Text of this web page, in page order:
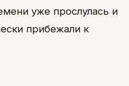
уже прослулась и
прибежали к